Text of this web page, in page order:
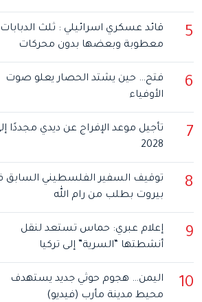
5
قائد عسكري اسرائيلي : ثلث الدبابات
معطوبة وبعضها بدون محركات
6
فتح… حين يشتد الحصار يعلو صوت
الأوفياء
7
تأجيل موعد الإفراج عن ديدي مجددًا
2028
8
توقيف السفير الفلسطيني السابق
بيروت بطلب من رام الله
9
إعلام عبري: حماس تستعد لنقل
أنشطتها “السرية” إلى تركيا
10
اليمن… هجوم حوثي جديد يستهدف
محيط مدينة مأرب (فيديو)